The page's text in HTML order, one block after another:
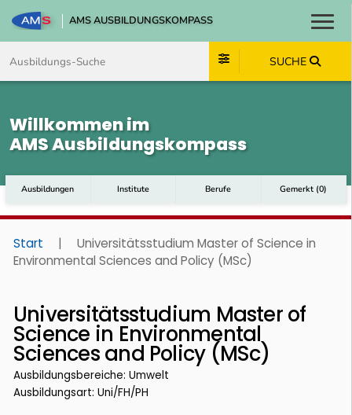
AMS AUSBILDUNGSKOMPASS
SUCHE
Willkommen im
AMS Ausbildungskompass
Ausbildungen Institute Berufe Gemerkt (0)
Start |
Universitätsstudium Master of Science in
Environmental Sciences and Policy (MSc)
Universitätsstudium Master of
Science in Environmental
Sciences and Policy (MSc)
Ausbildungsbereiche: Umwelt
Ausbildungsart: Uni/FH/PH